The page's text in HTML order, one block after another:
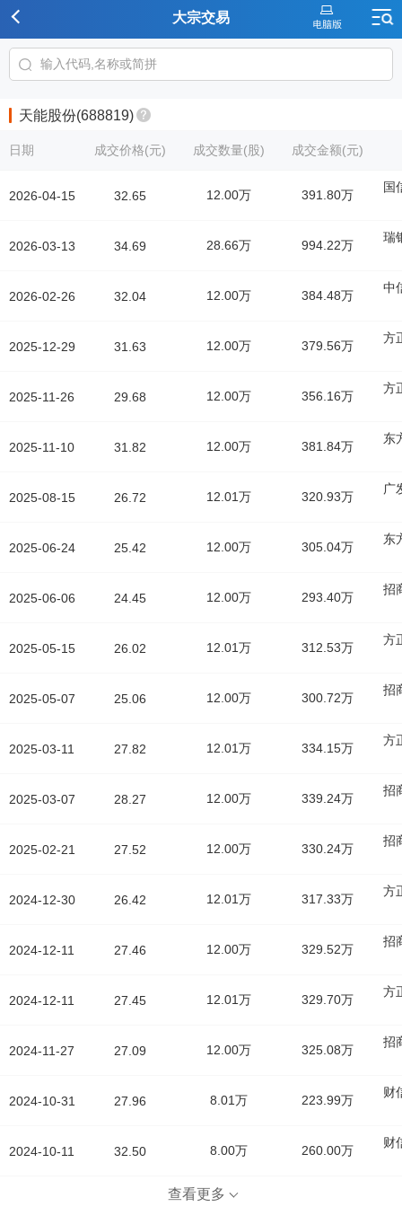
大宗交易
天能股份(688819)
日期
2026-04-15
2026-03-13
2026-02-26
2025-12-29
2025-11-26
2025-11-10
2025-08-15
2025-06-24
2025-06-06
2025-05-15
2025-05-07
2025-03-11
2025-03-07
2025-02-21
2024-12-30
2024-12-11
2024-12-11
2024-11-27
2024-10-31
2024-10-11
成交价格(元) 成交数量(股) 成交金额(元)
32.65 12.00万 391.80万
国
34.69 28.66万 994.22万
瑞
32.04 12.00万 384.48万
中
31.63 12.00万 379.56万
方
29.68 12.00万 356.16万
方
31.82 12.00万 381.84万
东
26.72 12.01万 320.93万
广
25.42 12.00万 305.04万
东
24.45 12.00万 293.40万
招
26.02 12.01万 312.53万
方
25.06 12.00万 300.72万
招
27.82 12.01万 334.15万
方
28.27 12.00万 339.24万
招
27.52 12.00万 330.24万
招
26.42 12.01万 317.33万
方
27.46 12.00万 329.52万
招
27.45 12.01万 329.70万
方
27.09 12.00万 325.08万
招
27.96 8.01万 223.99万
财
32.50 8.00万 260.00万
财
查看更多